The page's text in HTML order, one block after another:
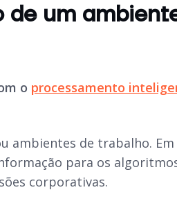
de um
o processamento
ambientes de trabalho. Em
para os
corporativas.